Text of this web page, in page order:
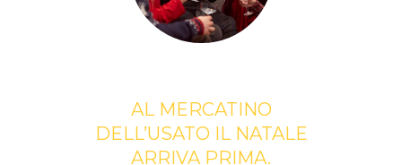
AL MERCATINO
DELL’USATO IL NATALE
ARRIVA PRIMA.